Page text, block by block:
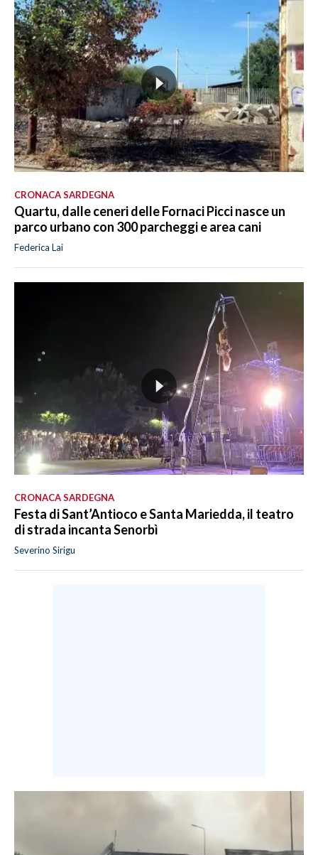
CRONACA SARDEGNA
Quartu, dalle ceneri delle Fornaci Picci nasce un
parco urbano con 300 parcheggi e area cani
Federica Lai
CRONACA SARDEGNA
Festa di Sant’Antioco e Santa Mariedda, il teatro
di strada incanta Senorbì
Severino Sirigu